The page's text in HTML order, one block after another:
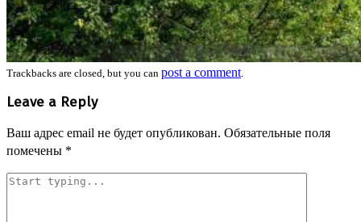
Trackbacks are closed, but you can post a comment.
Leave a Reply
Ваш адрес email не будет опубликован. Обязательные поля
помечены *